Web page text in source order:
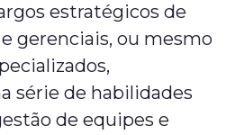
estratégicos de
gerenciais, ou mesmo
série de habilidades
de equipes e